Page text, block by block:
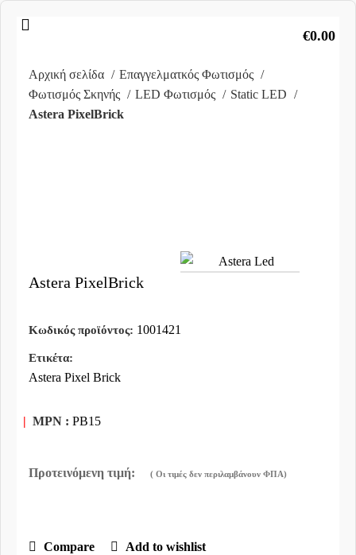
€0.00
Αρχική σελίδα
Επαγγελματκός Φωτισμός
Φωτισμός Σκηνής
LED Φωτισμός
Static LED
Astera PixelBrick
Astera PixelBrick
Κωδικός προϊόντος: 1001421
Ετικέτα:
Astera Pixel Brick
| MPN : PB15
Compare Add to wishlist